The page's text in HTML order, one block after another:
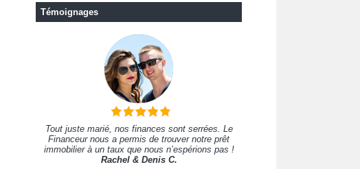
Témoignages
Tout juste marié, nos finances sont serrées. Le
Financeur nous a permis de trouver notre prêt
immobilier à un taux que nous n’espérions pas !
Rachel & Denis C.